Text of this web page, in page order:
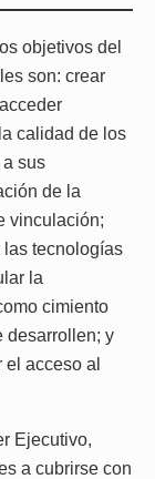
objetivos del
son: crear
calidad de los
sus
de la
vinculación;
las tecnologías
la
cimiento
desarrollen; y
acceso al
Ejecutivo,
a cubrirse con